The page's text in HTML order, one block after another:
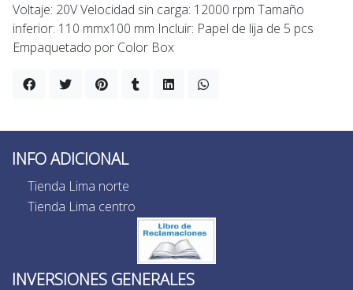
Voltaje: 20V Velocidad sin carga: 12000 rpm Tamaño
inferior: 110 mmx100 mm Incluir: Papel de lija de 5 pcs
Empaquetado por Color Box
INFO ADICIONAL
Tienda Lima norte
Tienda Lima centro
INVERSIONES GENERALES